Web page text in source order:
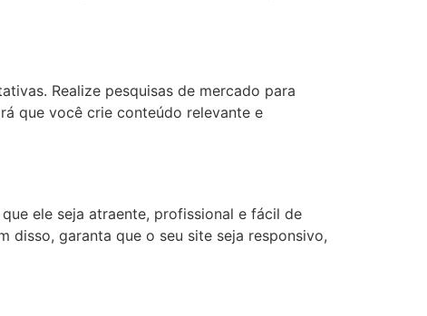
Realize pesquisas de mercado para
que você crie conteúdo relevante e
ele seja atraente, profissional e fácil de
disso, garanta que o seu site seja responsivo,